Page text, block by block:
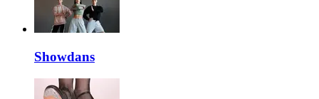
Showdans